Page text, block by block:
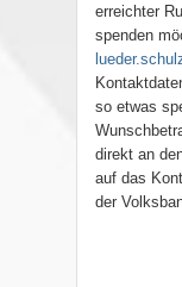
erreichter
spenden
so etwas
direkt an
auf das
der